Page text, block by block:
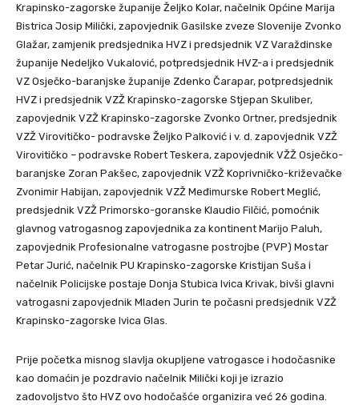
Krapinsko-zagorske županije Željko Kolar, načelnik Općine Marija
Bistrica Josip Milički, zapovjednik Gasilske zveze Slovenije Zvonko
Glažar, zamjenik predsjednika HVZ i predsjednik VZ Varaždinske
županije Nedeljko Vukalović, potpredsjednik HVZ-a i predsjednik
VZ Osječko-baranjske županije Zdenko Čarapar, potpredsjednik
HVZ i predsjednik VZŽ Krapinsko-zagorske Stjepan Skuliber,
zapovjednik VZŽ Krapinsko-zagorske Zvonko Ortner, predsjednik
VZŽ Virovitičko- podravske Željko Palković i v. d. zapovjednik VZŽ
Virovitičko – podravske Robert Teskera, zapovjednik VŽŽ Osječko-
baranjske Zoran Pakšec, zapovjednik VZŽ Koprivničko-križevačke
Zvonimir Habijan, zapovjednik VZŽ Međimurske Robert Meglić,
predsjednik VZŽ Primorsko-goranske Klaudio Filčić, pomoćnik
glavnog vatrogasnog zapovjednika za kontinent Marijo Paluh,
zapovjednik Profesionalne vatrogasne postrojbe (PVP) Mostar
Petar Jurić, načelnik PU Krapinsko-zagorske Kristijan Suša i
načelnik Policijske postaje Donja Stubica Ivica Krivak, bivši glavni
vatrogasni zapovjednik Mladen Jurin te počasni predsjednik VZŽ
Krapinsko-zagorske Ivica Glas.
Prije početka misnog slavlja okupljene vatrogasce i hodočasnike
kao domaćin je pozdravio načelnik Milički koji je izrazio
zadovoljstvo što HVZ ovo hodočašće organizira već 26 godina.